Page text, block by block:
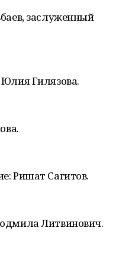
заслуженный
Гилязова.
Ришат Сагитов.
Литвинович.